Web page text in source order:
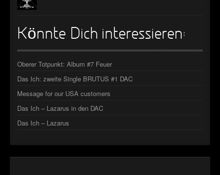
Könnte Dich interessieren:
Oberer Totpunkt: Album #7 Feuer
Das Ich: zweite Single BRUTUS #1 DAC
Message for our USA customers
Das Ich – Lazarus in den DAC
Das Ich – Lazarus